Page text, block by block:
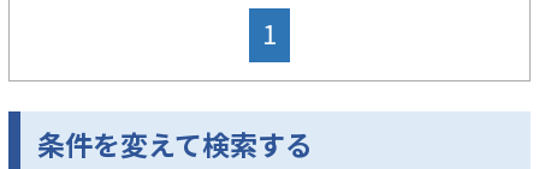
1
条件を変えて検索する